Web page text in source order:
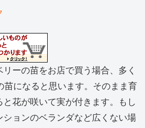
ーの苗をお店で買う場合、多く
苗になると思います。そのまま育
と花が咲いて実が付きます。もし
ションのベランダなど広くない場